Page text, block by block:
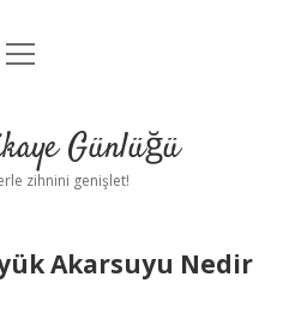
Uyarı
menüyü
Günlüğü
zihnini genişlet!
Akarsuyu Nedir